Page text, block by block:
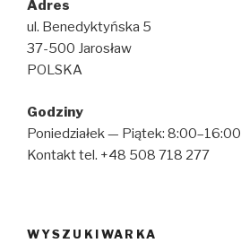
Adres
ul. Benedyktyńska 5
37-500 Jarosław
POLSKA
Godziny
Poniedziałek — Piątek: 8:00–16:00
Kontakt tel. +48 508 718 277
WYSZUKIWARKA